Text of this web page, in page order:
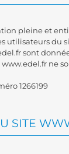
pleine et
utilisateurs du
sont
ne
1266199
SITE